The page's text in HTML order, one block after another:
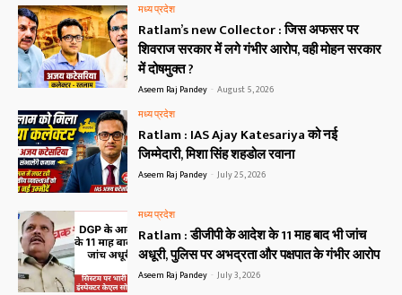
मध्य प्रदेश
Ratlam’s new Collector : जिस अफसर पर
शिवराज सरकार में लगे गंभीर आरोप, वही मोहन सरकार
में दोषमुक्त ?
Aseem Raj Pandey - August 5, 2026
मध्य प्रदेश
Ratlam : IAS Ajay Katesariya को नई
जिम्मेदारी, मिशा सिंह शहडोल रवाना
Aseem Raj Pandey - July 25, 2026
मध्य प्रदेश
Ratlam : डीजीपी के आदेश के 11 माह बाद भी जांच
अधूरी, पुलिस पर अभद्रता और पक्षपात के गंभीर आरोप
Aseem Raj Pandey - July 3, 2026